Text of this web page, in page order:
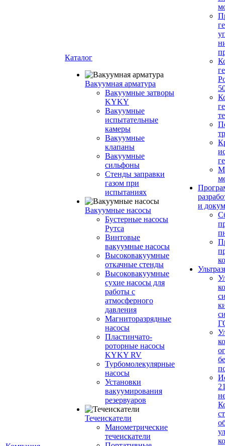
Каталог
Вакуумная арматура
Вакуумные затворы
KYKY
Вакуумные
испытательные
камеры
Вакуумные
клапаны
Вакуумные
сильфоны
Стенды заправки
газом при
испытаниях
Вакуумные насосы
Бустерные насосы
Рутса
Винтовые
вакуумные насосы
Высоковакуумные
откачные стенды
Высоковакуумные
сухие насосы для
работы с
атмосферного
давления
Магниторазрядные
насосы
Пластинчато-
роторные насосы
KYKY RV
Турбомолекулярные
насосы
Установки
вакуумирования
резервуаров
Течеискатели
Манометрические
течеискатели
и